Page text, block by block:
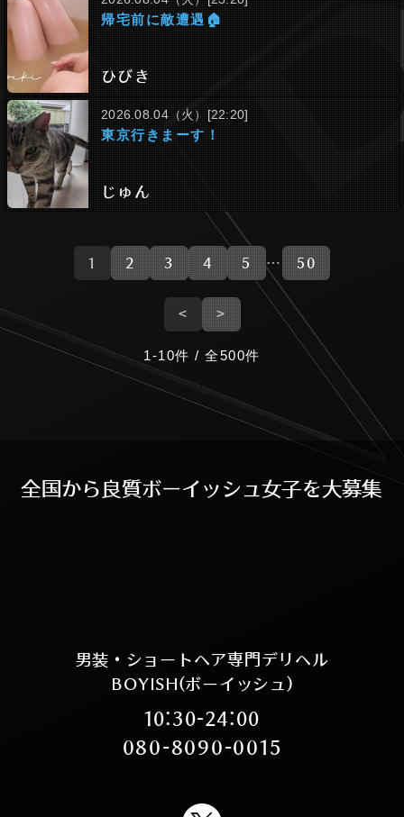
帰宅前に敵遭遇🏠
ひびき
2026.08.04（火）[22:20]
東京行きまーす！
じゅん
1 2 3 4 5 … 50
< >
1-10件 / 全500件
全 国から 良質ボーイ ッ シ ュ女子を大募集
男装・ショートヘア専門デリヘル
BOYISH(ボーイッシュ)
10:30-24:00
080-8090-0015